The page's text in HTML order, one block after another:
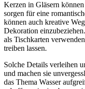
Kerzen in Gläsern
sorgen für eine
können auch kreative
Dekoration
als Tischkarten
treiben lassen.
Solche Details verleihen
und machen sie
das Thema Wasser